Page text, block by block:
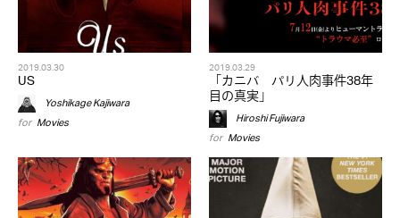
2019.03.30
US
Yoshikage Kajiwara
for Movies
2019.03.29
「カニバ パリ人肉事件38年
目の真実」
Hiroshi Fujiwara
for Movies